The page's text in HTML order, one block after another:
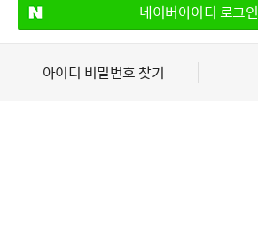
네이버아이디 로그인
아이디 비밀번호 찾기